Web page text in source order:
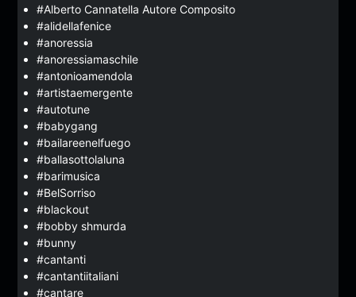
#Alberto Cannatella Autore Composito
#alidellafenice
#anoressia
#anoressiamaschile
#antonioamendola
#artistaemergente
#autotune
#babygang
#bailareenelfuego
#ballasottolaluna
#barimusica
#BelSorriso
#blackout
#bobby shmurda
#bunny
#cantanti
#cantantiitaliani
#cantare